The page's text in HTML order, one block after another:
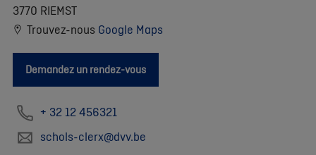
3770 RIEMST
Trouvez-nous Google Maps
Demandez un rendez-vous
+ 32 12 456321
schols-clerx@dvv.be